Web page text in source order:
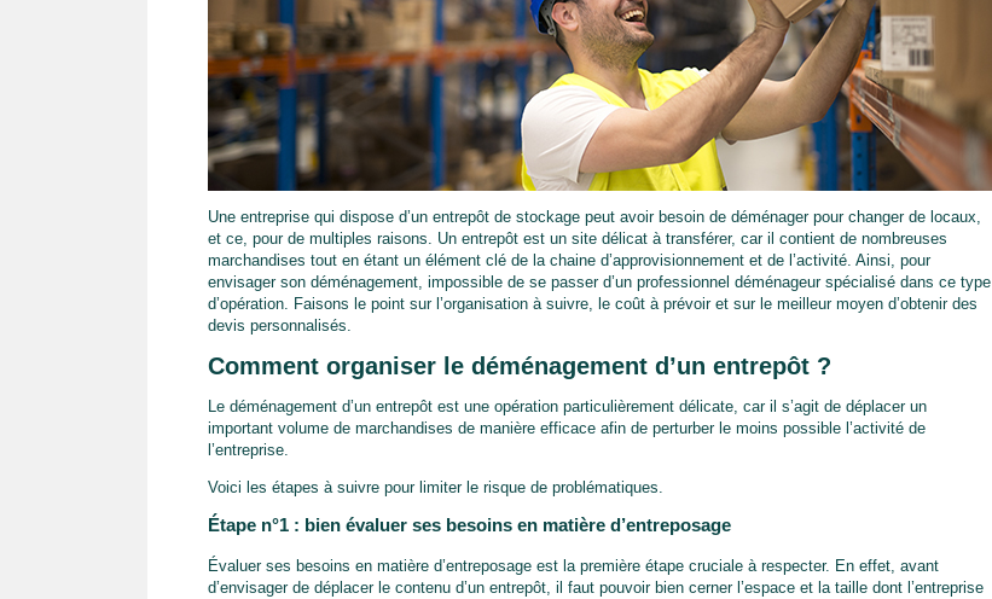
Une entreprise qui dispose d’un entrepôt de stockage peut avoir besoin de déménager pour changer de locaux,
et ce, pour de multiples raisons. Un entrepôt est un site délicat à transférer, car il contient de nombreuses
marchandises tout en étant un élément clé de la chaine d’approvisionnement et de l’activité. Ainsi, pour
envisager son déménagement, impossible de se passer d’un professionnel déménageur spécialisé dans ce type
d’opération. Faisons le point sur l’organisation à suivre, le coût à prévoir et sur le meilleur moyen d’obtenir des
devis personnalisés.
Comment organiser le déménagement d’un entrepôt ?
Le déménagement d’un entrepôt est une opération particulièrement délicate, car il s’agit de déplacer un
important volume de marchandises de manière efficace afin de perturber le moins possible l’activité de
l’entreprise.
Voici les étapes à suivre pour limiter le risque de problématiques.
Étape n°1 : bien évaluer ses besoins en matière d’entreposage
Évaluer ses besoins en matière d’entreposage est la première étape cruciale à respecter. En effet, avant
d’envisager de déplacer le contenu d’un entrepôt, il faut pouvoir bien cerner l’espace et la taille dont l’entreprise